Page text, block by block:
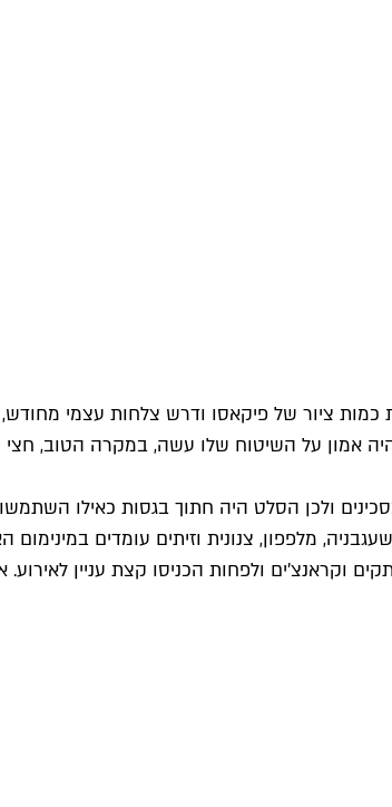
ציור של פיקאסו ודרש צלחות עצמי מחודש,
אמון על השיטוח שלו עשה, במקרה הטוב, חצי
ולכן הסלט היה חתוך בגסות כאילו השתמשו
מלפפון, צנונית וזיתים עומדים
ולפחות הכניסו קצת עניין לאירוע.